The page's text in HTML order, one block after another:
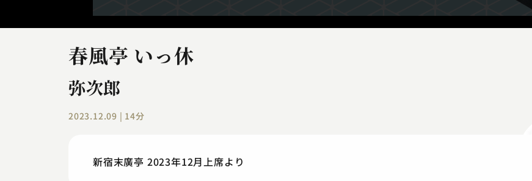
春風亭 いっ休
弥次郎
2023.12.09 | 14分
新宿末廣亭 2023年12月上席より